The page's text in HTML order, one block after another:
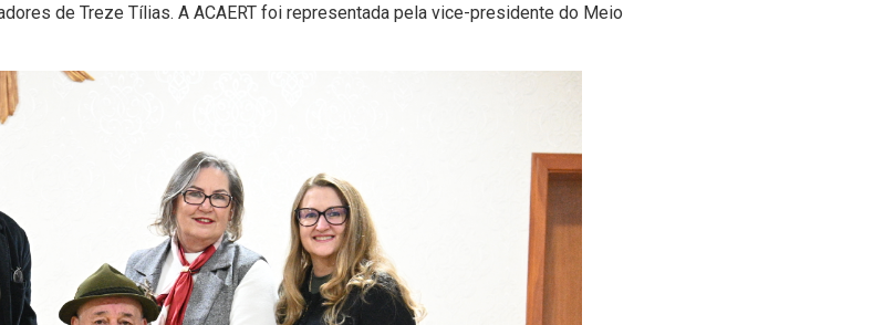
de Treze Tílias. A ACAERT foi representada pela vice-presidente do Meio